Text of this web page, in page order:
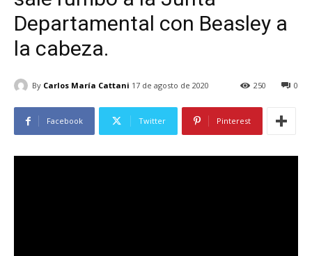
Departamental con Beasley a
la cabeza.
By Carlos María Cattani 17 de agosto de 2020 0
250
Facebook Twitter Pinterest